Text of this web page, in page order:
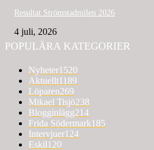
Resultat Strömstadmilen 2026
4 juli, 2026
POPULÄRA KATEGORIER
Nyheter1520
Aktuellt1189
Löparen269
Mikael Tisjö238
Blogginlägg214
Frida Södermark185
Intervjuer124
Eskil120